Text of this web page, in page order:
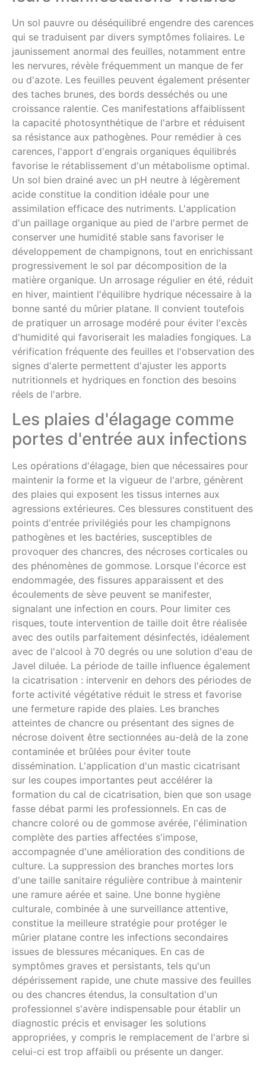
Un sol pauvre ou déséquilibré engendre des carences
qui se traduisent par divers symptômes foliaires. Le
jaunissement anormal des feuilles, notamment entre
les nervures, révèle fréquemment un manque de fer
ou d'azote. Les feuilles peuvent également présenter
des taches brunes, des bords desséchés ou une
croissance ralentie. Ces manifestations affaiblissent
la capacité photosynthétique de l'arbre et réduisent
sa résistance aux pathogènes. Pour remédier à ces
carences, l'apport d'engrais organiques équilibrés
favorise le rétablissement d'un métabolisme optimal.
Un sol bien drainé avec un pH neutre à légèrement
acide constitue la condition idéale pour une
assimilation efficace des nutriments. L'application
d'un paillage organique au pied de l'arbre permet de
conserver une humidité stable sans favoriser le
développement de champignons, tout en enrichissant
progressivement le sol par décomposition de la
matière organique. Un arrosage régulier en été, réduit
en hiver, maintient l'équilibre hydrique nécessaire à la
bonne santé du mûrier platane. Il convient toutefois
de pratiquer un arrosage modéré pour éviter l'excès
d'humidité qui favoriserait les maladies fongiques. La
vérification fréquente des feuilles et l'observation des
signes d'alerte permettent d'ajuster les apports
nutritionnels et hydriques en fonction des besoins
réels de l'arbre.
Les plaies d'élagage comme
portes d'entrée aux infections
Les opérations d'élagage, bien que nécessaires pour
maintenir la forme et la vigueur de l'arbre, génèrent
des plaies qui exposent les tissus internes aux
agressions extérieures. Ces blessures constituent des
points d'entrée privilégiés pour les champignons
pathogènes et les bactéries, susceptibles de
provoquer des chancres, des nécroses corticales ou
des phénomènes de gommose. Lorsque l'écorce est
endommagée, des fissures apparaissent et des
écoulements de sève peuvent se manifester,
signalant une infection en cours. Pour limiter ces
risques, toute intervention de taille doit être réalisée
avec des outils parfaitement désinfectés, idéalement
avec de l'alcool à 70 degrés ou une solution d'eau de
Javel diluée. La période de taille influence également
la cicatrisation : intervenir en dehors des périodes de
forte activité végétative réduit le stress et favorise
une fermeture rapide des plaies. Les branches
atteintes de chancre ou présentant des signes de
nécrose doivent être sectionnées au-delà de la zone
contaminée et brûlées pour éviter toute
dissémination. L'application d'un mastic cicatrisant
sur les coupes importantes peut accélérer la
formation du cal de cicatrisation, bien que son usage
fasse débat parmi les professionnels. En cas de
chancre coloré ou de gommose avérée, l'élimination
complète des parties affectées s'impose,
accompagnée d'une amélioration des conditions de
culture. La suppression des branches mortes lors
d'une taille sanitaire régulière contribue à maintenir
une ramure aérée et saine. Une bonne hygiène
culturale, combinée à une surveillance attentive,
constitue la meilleure stratégie pour protéger le
mûrier platane contre les infections secondaires
issues de blessures mécaniques. En cas de
symptômes graves et persistants, tels qu'un
dépérissement rapide, une chute massive des feuilles
ou des chancres étendus, la consultation d'un
professionnel s'avère indispensable pour établir un
diagnostic précis et envisager les solutions
appropriées, y compris le remplacement de l'arbre si
celui-ci est trop affaibli ou présente un danger.